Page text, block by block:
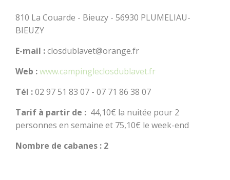
810 La Couarde - Bieuzy - 56930 PLUMELIAU-
BIEUZY
E-mail :closdublavet@orange.fr
Web :www.campingleclosdublavet.fr
Tél :02 97 51 83 07 - 07 71 86 38 07
Tarif à partir de : 44,10€ la nuitée pour 2
personnes en semaine et 75,10€ le week-end
Nombre de cabanes : 2